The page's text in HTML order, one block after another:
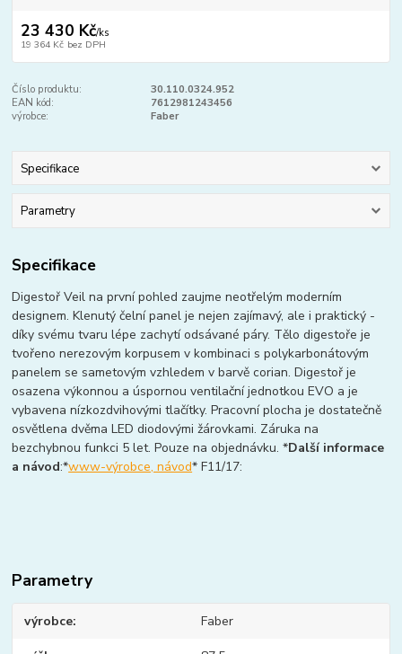
23 430 Kč/ks
19 364 Kč bez DPH
Číslo produktu:
30.110.0324.952
EAN kód:
7612981243456
výrobce:
Faber
Specifikace
Parametry
Specifikace
Digestoř Veil na první pohled zaujme neotřelým moderním
designem. Klenutý čelní panel je nejen zajímavý, ale i praktický -
díky svému tvaru lépe zachytí odsávané páry. Tělo digestoře je
tvořeno nerezovým korpusem v kombinaci s polykarbonátovým
panelem se sametovým vzhledem v barvě corian. Digestoř je
osazena výkonnou a úspornou ventilační jednotkou EVO a je
vybavena nízkozdvihovými tlačítky. Pracovní plocha je dostatečně
osvětlena dvěma LED diodovými žárovkami. Záruka na
bezchybnou funkci 5 let. Pouze na objednávku. *Další informace
a návod:*www-výrobce, návod* F11/17:
Parametry
výrobce Faber